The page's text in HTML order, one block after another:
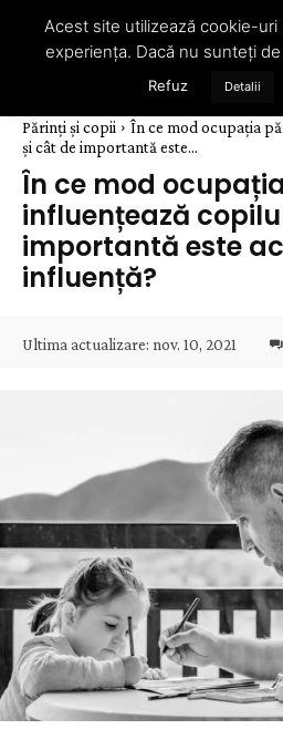
Părinți și copii
În ce mod ocupația
și cât de importantă este...
În ce mod
influențează
importantă este
influență?
Ultima actualizare: nov. 10, 2021
Acest site utilizează cookie-
experiența. Dacă nu sunteți
Refuz Detalii